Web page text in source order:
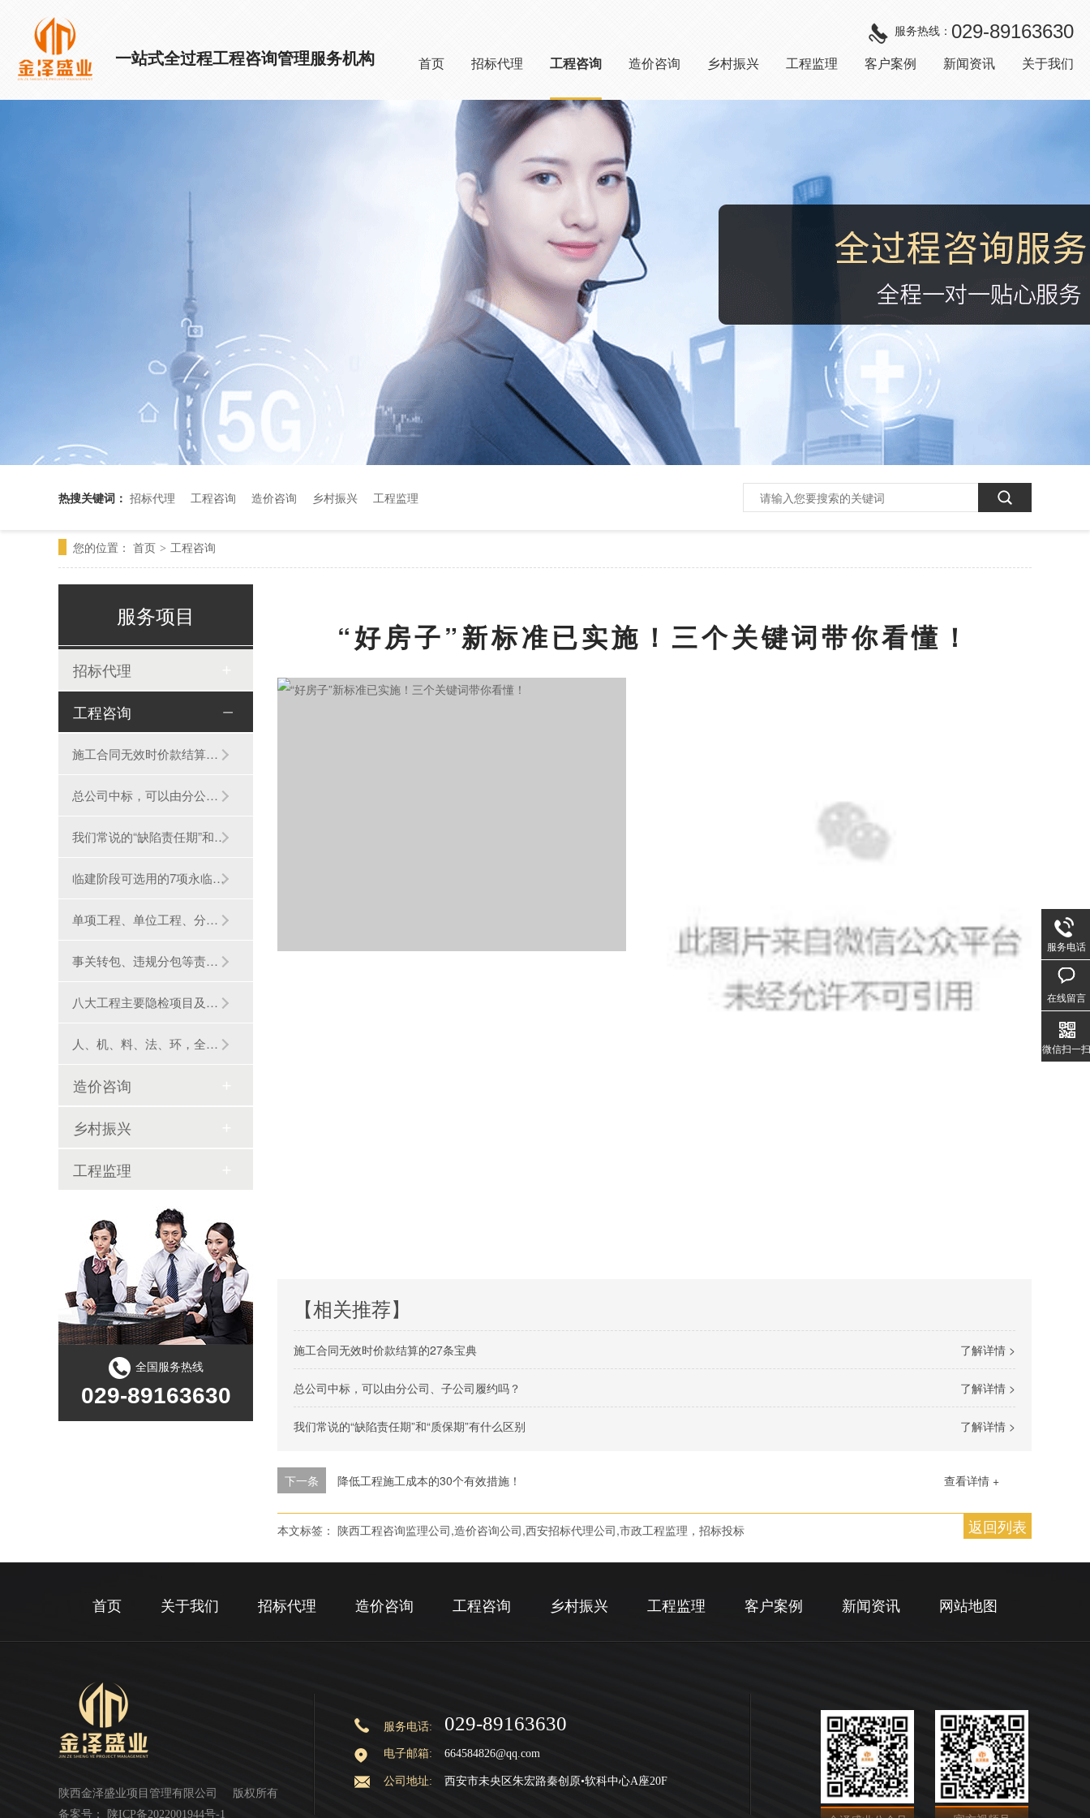
一站式全过程工程咨询管理服务机构
服务热线： 029-89163630
首页 招标代理 工程咨询 造价咨询 乡村振兴 工程监理 客户案例 新闻资讯 关于我们
热搜关键词： 招标代理 工程咨询 造价咨询 乡村振兴 工程监理
您的位置： 首页 > 工程咨询
“好房子”新标准已实施！三个关键词带你看懂！
【相关推荐】
了解详情 >
施工合同无效时价款结算的27条宝典
了解详情 >
总公司中标，可以由分公司、子公司履约吗？
了解详情 >
我们常说的“缺陷责任期”和“质保期”有什么区别
查看详情 +
下一条 降低工程施工成本的30个有效措施！
返回列表
本文标签： 陕西工程咨询监理公司,造价咨询公司,西安招标代理公司,市政工程监理，招标投标
服务项目
招标代理
工程咨询
施工合同无效时价款结算的27条宝典
总公司中标，可以由分公司、子公司履约吗？
我们常说的“缺陷责任期”和“质保期”有什···
临建阶段可选用的7项永临结合，降本增效！
单项工程、单位工程、分部工程、分项工程的···
事关转包、违规分包等责任追究！国务院国资···
八大工程主要隐检项目及内容， 一次说清楚！···
人、机、料、法、环，全面解析，请收好！
造价咨询
乡村振兴
工程监理
全国服务热线
029-89163630
首页 关于我们 招标代理 造价咨询 工程咨询 乡村振兴 工程监理 客户案例 新闻资讯 网站地图
陕西金泽盛业项目管理有限公司
版权所有
备案号：
陕ICP备2022001944号-1
服务电话: 029-89163630
电子邮箱: 664584826@qq.com
公司地址: 西安市未央区朱宏路秦创原•软科中心A座20F
服务电话
在线留言
微信扫一扫